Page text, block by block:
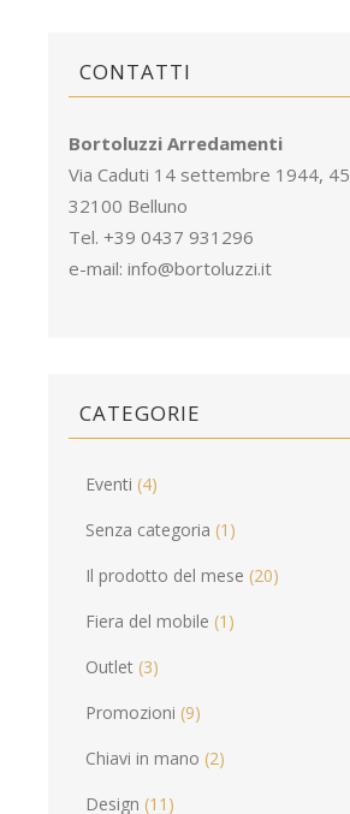
CONTATTI
Bortoluzzi Arredamenti
Via Caduti 14 settembre 1944, 45
32100 Belluno
Tel. +39 0437 931296
e-mail:info@bortoluzzi.it
CATEGORIE
Eventi (4)
Senza categoria (1)
Il prodotto del mese (20)
Fiera del mobile (1)
Outlet (3)
Promozioni (9)
Chiavi in mano (2)
Design (11)